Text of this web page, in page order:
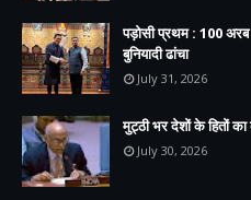
पड़ोसी प्रथम : 100
बुनियादी ढांचा
July 31, 2026
मुट्ठी भर देशों के हितों
July 30, 2026